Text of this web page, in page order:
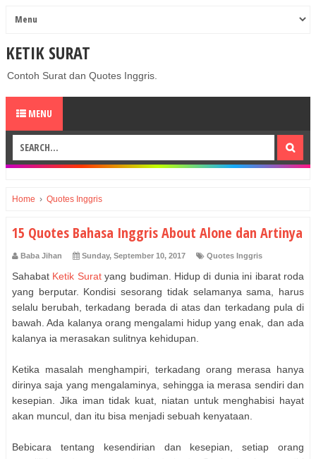
KETIK SURAT
Contoh Surat dan Quotes Inggris.
MENU
Home › Quotes Inggris
15 Quotes Bahasa Inggris About Alone dan Artinya
Baba Jihan Sunday, September 10, 2017 Quotes Inggris
Sahabat Ketik Suratyang budiman. Hidup di dunia ini ibarat roda
yang berputar. Kondisi sesorang tidak selamanya sama, harus
selalu berubah, terkadang berada di atas dan terkadang pula di
bawah. Ada kalanya orang mengalami hidup yang enak, dan ada
kalanya ia merasakan sulitnya kehidupan.
Ketika masalah menghampiri, terkadang orang merasa hanya
dirinya saja yang mengalaminya, sehingga ia merasa sendiri dan
kesepian. Jika iman tidak kuat, niatan untuk menghabisi hayat
akan muncul, dan itu bisa menjadi sebuah kenyataan.
Bebicara tentang kesendirian dan kesepian, setiap orang